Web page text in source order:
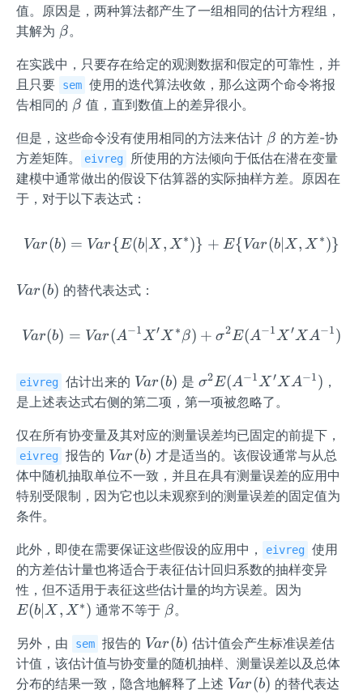
值。原因是，两种算法都产生了一组相同的估计方程组，
其解为 \b
a
β。
在实践中，只要存在给定的观测数据和假定的可靠性，并
且只要
sem 使用的迭代算法收敛，那么这两个命令将报
告相同的 \b
a
β 值，直到数值上的差异很小。
但是，这些命令没有使用相同的方法来估计 \b
et
a
β 的方差-协
方差矩阵。
eivreg
所使用的方法倾向于低估在潜在变量
建模中通常做出的假设下估算器的实际抽样方差。原因在
于，对于以下表达式：
Var(b) =
Var(b) = Var{E(b ∣X , X ∗)} + E{ Var(b∣ X , X ∗)}
Va
(b)
Var(b) 的替代表达式：
Var(b) = Var(A^{-1} X'
Var(b) = Var(A−1X′X ∗β) + σ2E(A−1X ′XA−1)
eivreg 估计出来的 Va
r
Var(b) 是 \si
gm
2
E
(A
^{-
X
A^
{-
σ2E(A−1X ′XA−1) ，
是上述表达式右侧的第二项，第一项被忽略了。
仅在所有协变量及其对应的测量误差均已固定的前提下，
eivreg 报告的 Va
r
(b)
Var(b) 才是适当的。该假设通常与从总
体中随机抽取单位不一致，并且在具有测量误差的应用中
特别受限制，因为它也以未观察到的测量误差的固定值为
条件。
此外，即使在需要保证这些假设的应用中， eivreg
使用
的方差估计量也将适合于表征估计回归系数的抽样变异
性，但不适用于表征这些估计量的均方误差。因为
X,
X
^
E(b ∣X , X ∗) 通常不等于 \b
a
β。
另外，由 sem 报告的 Va
r
(b)
Var(b) 估计值会产生标准误差估
计值，该估计值与协变量的随机抽样、测量误差以及总体
分布的结果一致，隐含地解释了上述 Va
Var(b) 的替代表达